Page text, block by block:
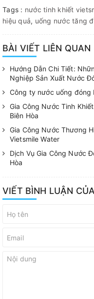
Tags : nước tinh khiết
hiệu quả, uống nước tăng
BÀI VIẾT LIÊN QUAN
Hướng Dẫn Chi Tiết:
Nghiệp Sản Xuất Nước
Công ty nước uống đóng
Gia Công Nước Tinh
Biên Hòa
Gia Công Nước Thương
Vietsmile Water
Dịch Vụ Gia Công Nước
Hòa
VIẾT BÌNH LUẬN